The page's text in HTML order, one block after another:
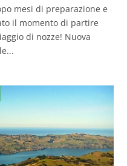
mesi di preparazione e
il momento di partire
di nozze! Nuova